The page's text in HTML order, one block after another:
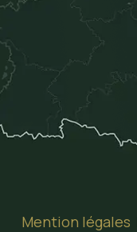
Mention légales